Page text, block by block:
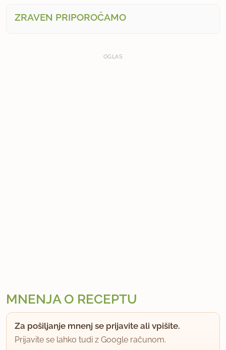
ZRAVEN PRIPOROČAMO
OGLAS
MNENJA O RECEPTU
Za pošiljanje mnenj se prijavite ali vpišite.
Prijavite se lahko tudi z Google računom.